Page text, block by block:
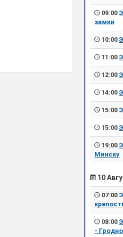
09:00
замки
10:00
11:00
12:00
14:00
15:00
15:00
19:00
Минску
10
07:00
08:00
- Гродно